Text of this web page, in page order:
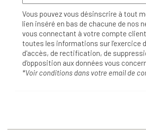
Vous pouvez vous désinscrire à tout
lien inséré en bas de chacune de nos
vous connectant à votre compte
toutes les informations sur l’exercice
d'accès, de rectification, de
d'opposition aux données vous
*Voir conditions dans votre email de